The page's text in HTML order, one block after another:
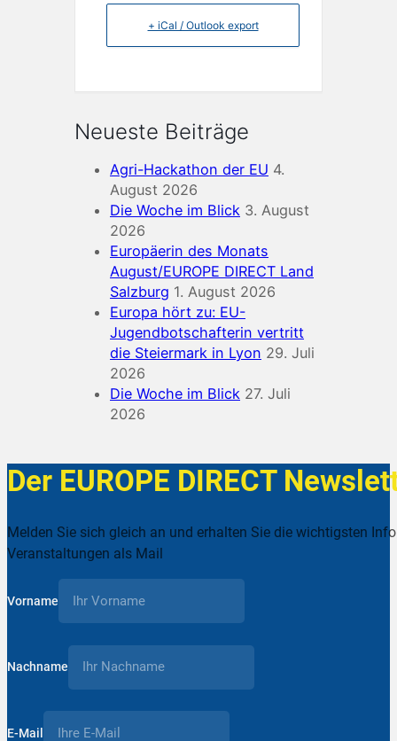
+ iCal / Outlook export
Neueste Beiträge
Agri-Hackathon der EU 4.
August 2026
Die Woche im Blick 3. August
2026
Europäerin des Monats
August/EUROPE DIRECT Land
Salzburg 1. August 2026
Europa hört zu: EU-
Jugendbotschafterin vertritt
die Steiermark in Lyon 29. Juli
2026
Die Woche im Blick 27. Juli
2026
Der EUROPE DIRECT
Melden Sie sich gleich an und erhalten Sie die wichtigsten
Veranstaltungen als Mail
Vorname
Nachname
E-Mail